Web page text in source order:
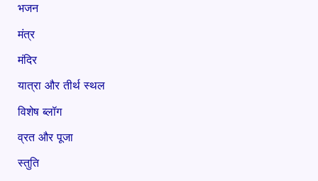
भजन
मंत्र
मंदिर
यात्रा और तीर्थ स्थल
विशेष ब्लॉग
व्रत और पूजा
स्तुति